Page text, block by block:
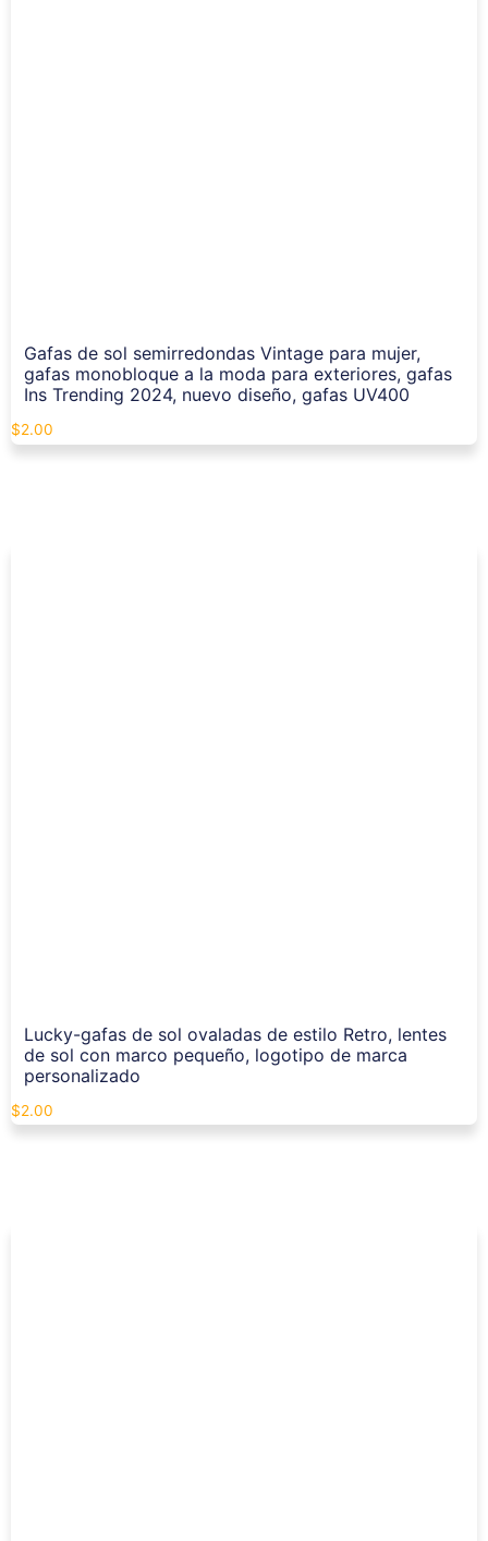
Gafas de sol semirredondas Vintage para mujer,
gafas monobloque a la moda para exteriores, gafas
Ins Trending 2024, nuevo diseño, gafas UV400
$2.00
Lucky-gafas de sol ovaladas de estilo Retro, lentes
de sol con marco pequeño, logotipo de marca
personalizado
$2.00